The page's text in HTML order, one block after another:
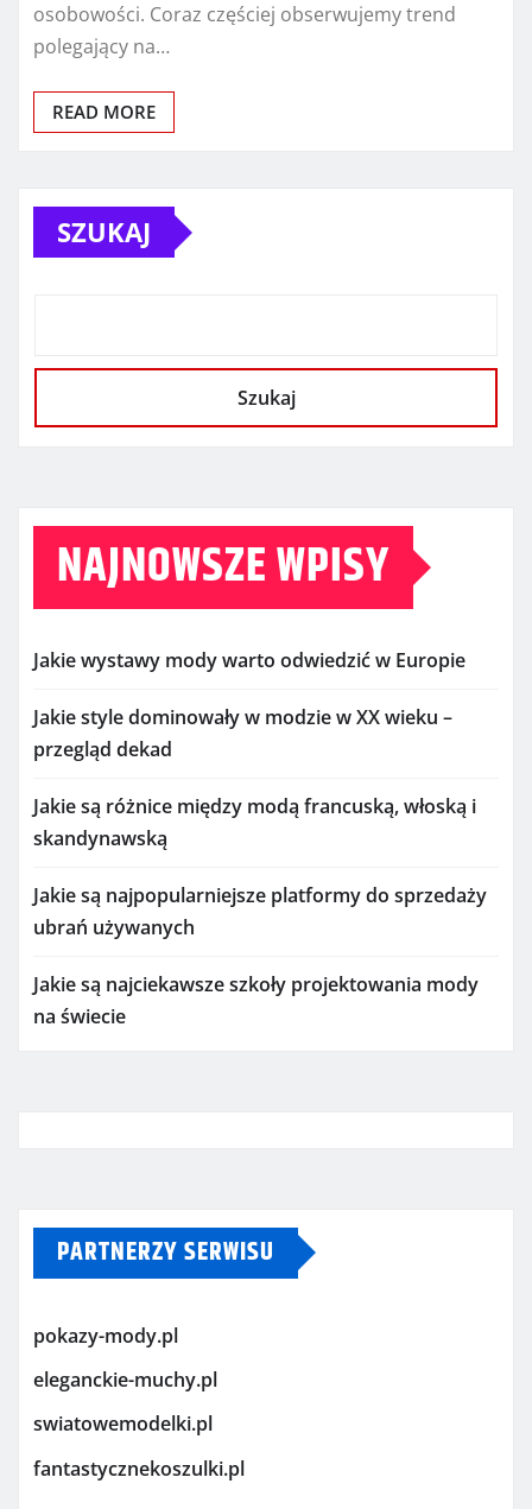
osobowości. Coraz częściej obserwujemy trend
polegający na…
READ MORE
SZUKAJ
Szukaj
NAJNOWSZE WPISY
Jakie wystawy mody warto odwiedzić w Europie
Jakie style dominowały w modzie w XX wieku –
przegląd dekad
Jakie są różnice między modą francuską, włoską i
skandynawską
Jakie są najpopularniejsze platformy do sprzedaży
ubrań używanych
Jakie są najciekawsze szkoły projektowania mody
na świecie
PARTNERZY SERWISU
pokazy-mody.pl
eleganckie-muchy.pl
swiatowemodelki.pl
fantastycznekoszulki.pl